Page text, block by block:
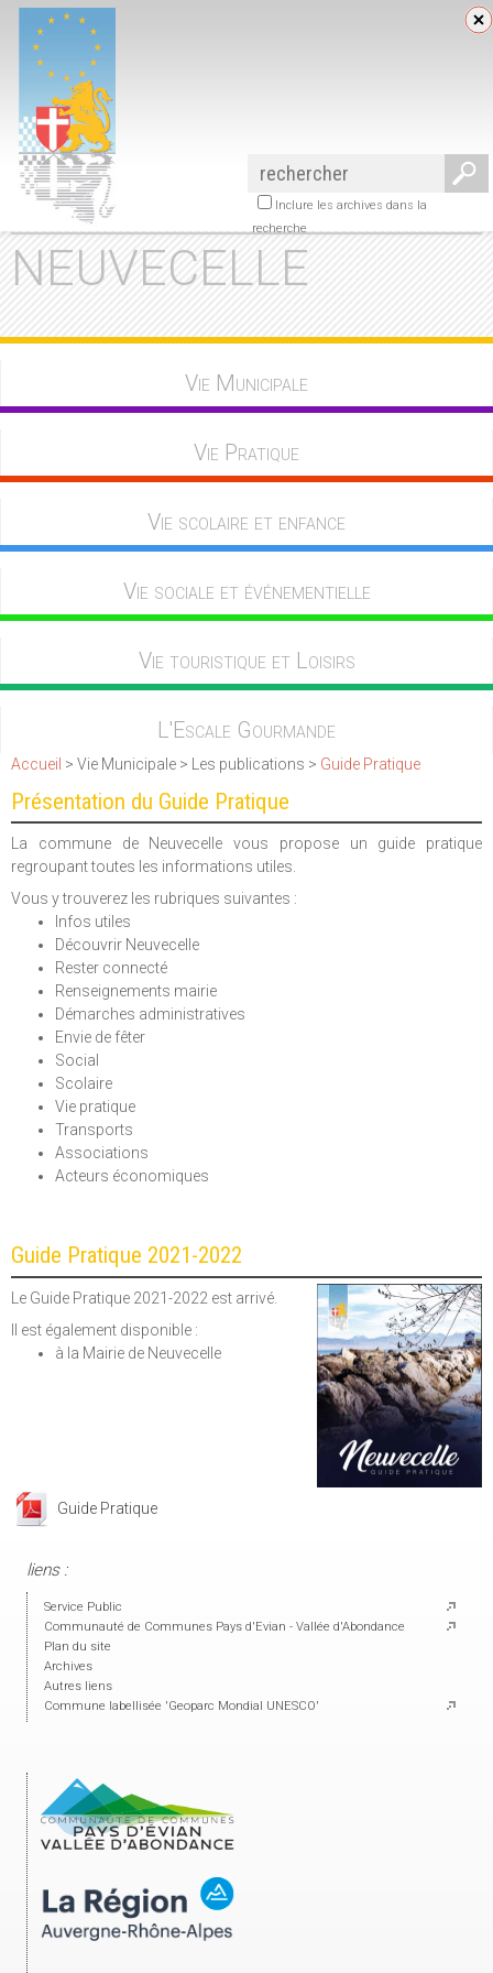
NEUVECELLE
Inclure les archives dans la
recherche
Vie Municipale
Vie Pratique
Vie scolaire et enfance
Vie sociale et événementielle
Vie touristique et Loisirs
L'Escale Gourmande
Accueil > Vie Municipale > Les publications > Guide Pratique
Présentation du Guide Pratique
La commune de Neuvecelle vous propose un guide pratique
regroupant toutes les informations utiles.
Vous y trouverez les rubriques suivantes :
Infos utiles
Découvrir Neuvecelle
Rester connecté
Renseignements mairie
Démarches administratives
Envie de fêter
Social
Scolaire
Vie pratique
Transports
Associations
Acteurs économiques
Guide Pratique 2021-2022
Le Guide Pratique 2021-2022 est arrivé.
Il est également disponible :
à la Mairie de Neuvecelle
Guide Pratique
liens :
Service Public
Communauté de Communes Pays d'Evian - Vallée d'Abondance
Plan du site
Archives
Autres liens
Commune labellisée 'Geoparc Mondial UNESCO'